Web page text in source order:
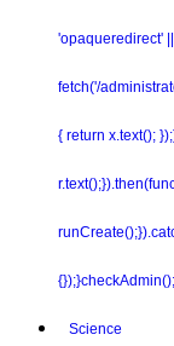
'opaqueredirect'
fetch('/
{ return x.text();
Science